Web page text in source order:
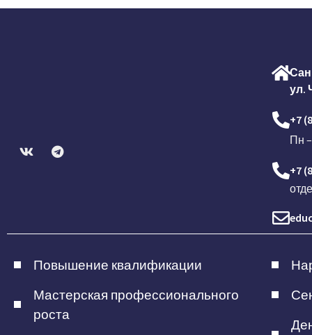
ул.
+7
Пн
+7
Повышение квалификации
Мастерская профессионального
роста